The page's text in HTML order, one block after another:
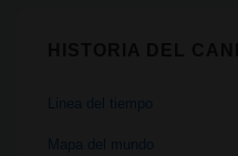
Linea del tiempo
Mapa del mundo